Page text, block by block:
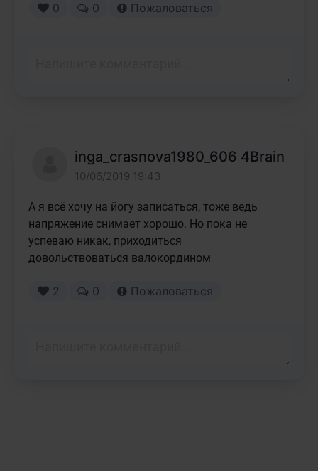
0 0 Пожаловаться
inga_crasnova1980_606 4Brain
10/06/2019 19:43
А я всё хочу на йогу записаться, тоже ведь
напряжение снимает хорошо. Но пока не
успеваю никак, приходиться
довольствоваться валокордином
2 0 Пожаловаться